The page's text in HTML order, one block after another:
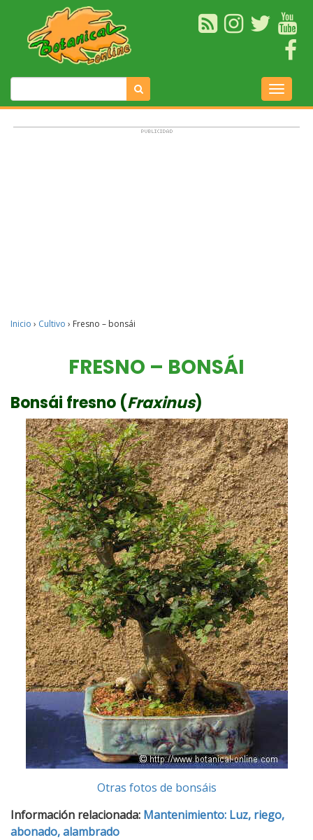
Inicio › Cultivo › Fresno – bonsái
FRESNO – BONSÁI
Bonsái fresno (Fraxinus)
Otras fotos de bonsáis
Información relacionada: Mantenimiento: Luz, riego,
abonado, alambrado